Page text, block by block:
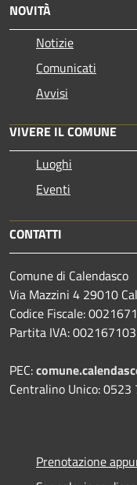
NOVITÀ
Notizie
Comunicati
Avvisi
VIVERE IL COMUNE
Luoghi
Eventi
CONTATTI
Comune di Calendasco
Via Mazzini 4 29010
Codice Fiscale:
Partita IVA:
PEC:
Centralino Unico: 0523
Prenotazione